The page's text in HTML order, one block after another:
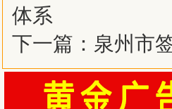
体系
下一篇： 泉州市